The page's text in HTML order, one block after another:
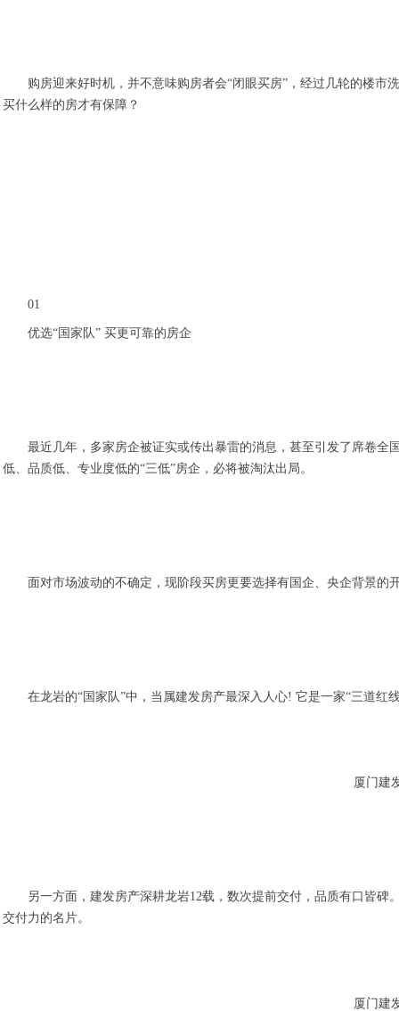
购房迎来好时机，并不意味购房者会“闭眼买房”，经过几轮的楼市
买什么样的房才有保障？
01
优选“国家队” 买更可靠的房企
最近几年，多家房企被证实或传出暴雷的消息，甚至引发了席卷
低、品质低、专业度低的“三低”房企，必将被淘汰出局。
面对市场波动的不确定，现阶段买房更要选择有国企、央企背景
在龙岩的“国家队”中，当属建发房产最深入人心! 它是一家“三道红
厦门建
另一方面，建发房产深耕龙岩12载，数次提前交付，品质有口皆
交付力的名片。
厦门建